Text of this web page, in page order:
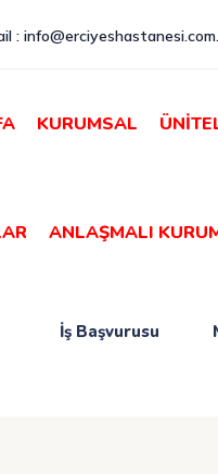
:
KURUMSAL
ANLAŞMALI
İş Başvurusu